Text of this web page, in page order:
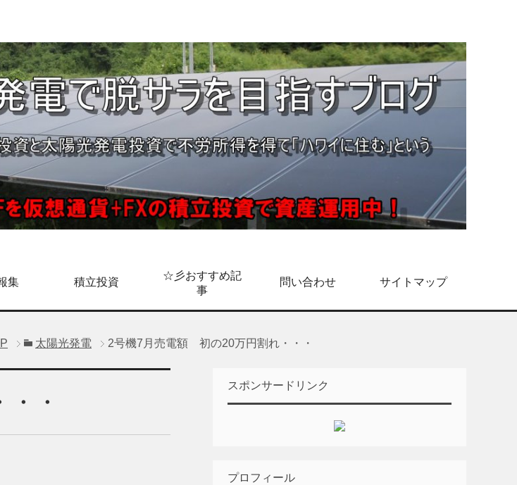
集 積立投資
☆彡おすすめ記
事
問い合わせ サイトマップ
太陽光発電 2号機7月売電額 初の20万円割れ・・・
・
スポンサードリンク
プロフィール